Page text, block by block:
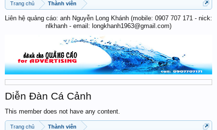
Trang chủ Thành viên
Liên hệ quảng cáo: anh Nguyễn Long Khánh (mobile: 0907 707 171 - nick:
nlkhanh - email: longkhanh1963@gmail.com)
Diễn Đàn Cá Cảnh
This member does not have any content.
Trang chủ Thành viên